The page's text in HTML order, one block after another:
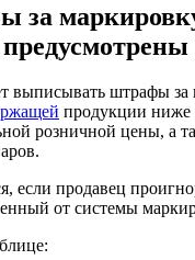
за
выписывать штрафы за
продукции
розничной цены, а
если продавец
от системы